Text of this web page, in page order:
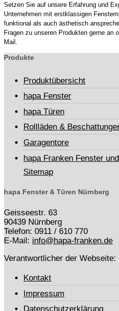
Setzen Sie auf unsere Erfahrung und
Unternehmen mit erstklassigen
funktional als auch ästhetisch
Fragen zu unseren Produkten gerne an
Mail.
Produkte
Produktübersicht
hapa Fenster
hapa Türen
Rollläden &
Garagentore
hapa Franken Fenster
Sitemap
hapa Fenster & Türen Nürnberg
Geisseestr. 63
90439 Nürnberg
Telefon: 0911 / 610 770
E-Mail: info@hapa-franken.de
Verantwortlicher der
Kontakt
Impressum
Datenschutzerklärung